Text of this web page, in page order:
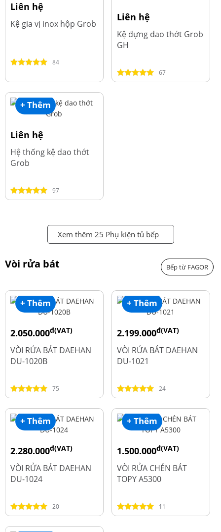
Liên hệ
Kệ gia vị inox hộp Grob
84
Liên hệ
Kệ đựng dao thớt Grob
GH
67
+ Thêm
Liên hệ
Hệ thống kệ dao thớt
Grob
97
Xem thêm 25 Phụ kiện tủ bếp
Vòi rửa bát Bếp từ FAGOR
+ Thêm
2.050.000đ(VAT)
2.600.000
VÒI RỬA BÁT DAEHAN
DU-1020B
75
+ Thêm
2.199.000đ(VAT)
2.900.000
VÒI RỬA BÁT DAEHAN
DU-1021
24
+ Thêm
2.280.000đ(VAT)
2.600.000
VÒI RỬA BÁT DAEHAN
DU-1024
20
+ Thêm
1.500.000đ(VAT)
1.990.000
VÒI RỬA CHÉN BÁT
TOPY A5300
11